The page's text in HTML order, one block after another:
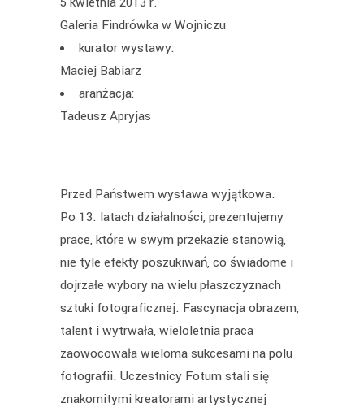
Galeria Findrówka w Wojniczu
kurator wystawy:
Maciej Babiarz
aranżacja:
Tadeusz Apryjas
Przed Państwem wystawa wyjątkowa.
Po 13. latach działalności, prezentujemy
prace, które w swym przekazie stanowią,
nie tyle efekty poszukiwań, co świadome i
dojrzałe wybory na wielu płaszczyznach
sztuki fotograficznej. Fascynacja obrazem,
talent i wytrwała, wieloletnia praca
zaowocowała wieloma sukcesami na polu
fotografii. Uczestnicy Fotum stali się
znakomitymi kreatorami artystycznej